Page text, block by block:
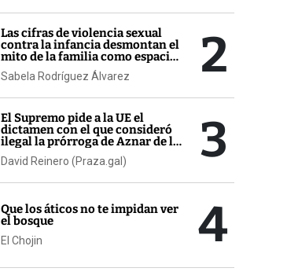
Las cifras de violencia sexual
contra la infancia desmontan el
mito de la familia como espacio
seguro
Sabela Rodríguez Álvarez 2
El Supremo pide a la UE el
dictamen con el que consideró
ilegal la prórroga de Aznar de la
AP-9
David Reinero (Praza.gal) 3
Que los áticos no te impidan ver
el bosque
El Chojin 4